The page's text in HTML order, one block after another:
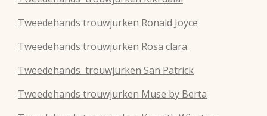
Tweedehands trouwjurken Ronald Joyce
Tweedehands trouwjurken Rosa clara
Tweedehands trouwjurken San Patrick
Tweedehands trouwjurken Muse by Berta